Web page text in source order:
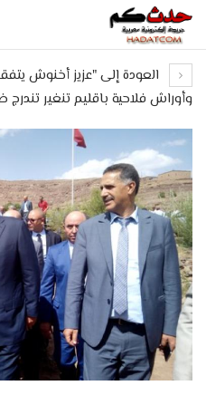
العودة إلى "عزيز أخنوش
وأوراش فلاحية باقليم تنغير